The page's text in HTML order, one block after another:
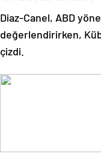
Diaz-Canel, ABD
değerlendirirken,
çizdi.